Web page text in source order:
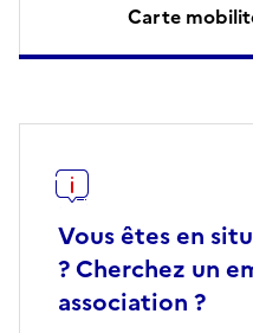
Carte
Vous êtes en
? Cherchez un
association ?